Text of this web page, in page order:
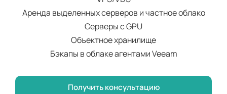
Аренда выделенных серверов и частное облако
Серверы с GPU
Объектное хранилище
Бэкапы в облаке агентами Veeam
Получить консультацию